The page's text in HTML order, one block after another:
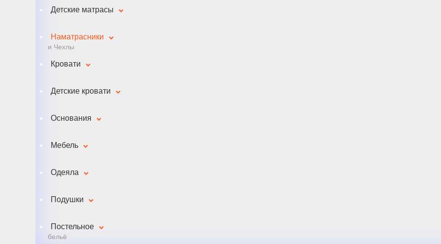
Детские матрасы
Наматрасники
и Чехлы
Кровати
Детские кровати
Основания
Мебель
Одеяла
Подушки
Постельное
бельё